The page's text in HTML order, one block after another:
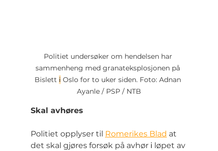
Politiet undersøker om hendelsen har
sammenheng med granateksplosjonen på
Bislett i Oslo for to uker siden. Foto: Adnan
Ayanle / PSP / NTB
Skal avhøres
Politiet opplyser til Romerikes Blad at
det skal gjøres forsøk på avhør i løpet av